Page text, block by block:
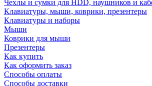
Чехлы и сумки для HDD, наушников и
Клавиатуры, мыши, коврики, презентеры
Клавиатуры и наборы
Мыши
Коврики для мыши
Презентеры
Как купить
Как оформить заказ
Способы оплаты
Способы доставки